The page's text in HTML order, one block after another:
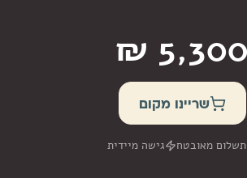
שריינו מקום
תשלום מאובטח גישה מיידית